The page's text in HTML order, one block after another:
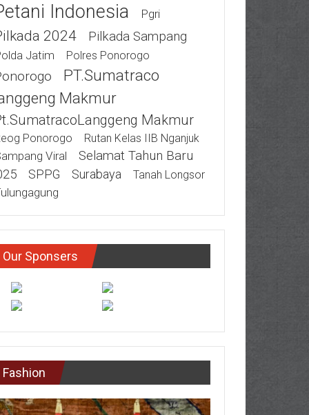
Indonesia Pgri
2024 Pilkada Sampang
Jatim Polres Ponorogo
PT.Sumatraco
Makmur
Makmur
Ponorogo Rutan Kelas IIB Nganjuk
Viral
Selamat Tahun Baru
SPPG Surabaya Tanah Longsor
Our Sponsers
Fashion